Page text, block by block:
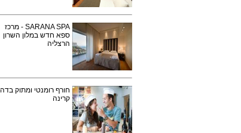
SARANA SPA - מרכז
ספא חדש במלון השרון
הרצליה
חורף רומנטי ומתוק בדה
קרינה